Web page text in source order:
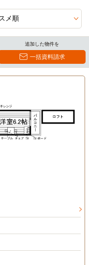
追加した物件を
一括資料請求